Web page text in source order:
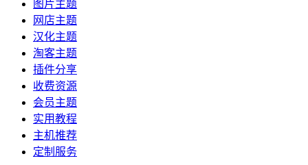
图片主题
网店主题
汉化主题
淘客主题
插件分享
收费资源
会员主题
实用教程
主机推荐
定制服务